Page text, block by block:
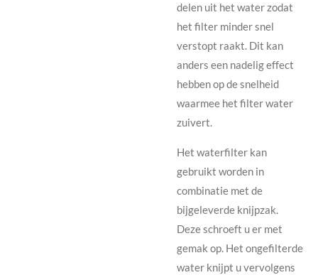
delen uit het water zodat
het filter minder snel
verstopt raakt. Dit kan
anders een nadelig effect
hebben op de snelheid
waarmee het filter water
zuivert.
Het waterfilter kan
gebruikt worden in
combinatie met de
bijgeleverde knijpzak.
Deze schroeft u er met
gemak op. Het ongefilterde
water knijpt u vervolgens